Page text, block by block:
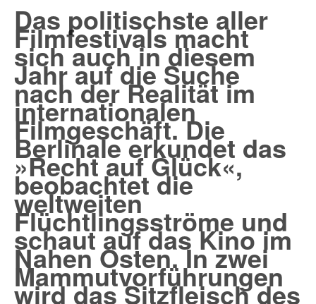
Das politischste aller
Filmfestivals macht
sich auch in diesem
Jahr auf die Suche
nach der Realität im
internationalen
Filmgeschäft. Die
Berlinale erkundet das
»Recht auf Glück«,
beobachtet die
weltweiten
Flüchtlingsströme und
schaut auf das Kino im
Nahen Osten. In zwei
Mammutvorführungen
wird das Sitzfleisch des